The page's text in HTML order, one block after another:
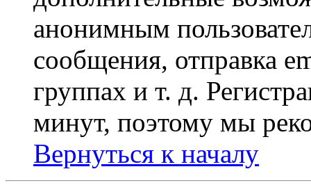
анонимным
сообщения, отправка
группах и т. д.
минут, поэтому мы
Вернуться к началу